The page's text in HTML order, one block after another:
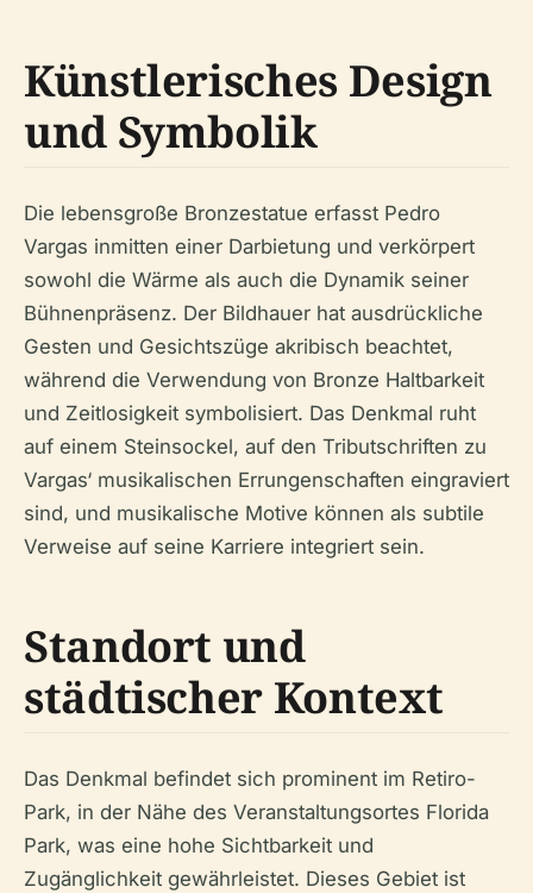
Künstlerisches Design
und Symbolik
Die lebensgroße Bronzestatue erfasst Pedro
Vargas inmitten einer Darbietung und verkörpert
sowohl die Wärme als auch die Dynamik seiner
Bühnenpräsenz. Der Bildhauer hat ausdrückliche
Gesten und Gesichtszüge akribisch beachtet,
während die Verwendung von Bronze Haltbarkeit
und Zeitlosigkeit symbolisiert. Das Denkmal ruht
auf einem Steinsockel, auf den Tributschriften zu
Vargas‘ musikalischen Errungenschaften eingraviert
sind, und musikalische Motive können als subtile
Verweise auf seine Karriere integriert sein.
Standort und
städtischer Kontext
Das Denkmal befindet sich prominent im Retiro-
Park, in der Nähe des Veranstaltungsortes Florida
Park, was eine hohe Sichtbarkeit und
Zugänglichkeit gewährleistet. Dieses Gebiet ist